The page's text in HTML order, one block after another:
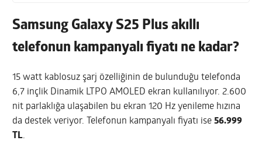
Samsung Galaxy S25 Plus akıllı
telefonun kampanyalı fiyatı ne kadar?
15 watt kablosuz şarj özelliğinin de bulunduğu telefonda
6,7 inçlik Dinamik LTPO AMOLED ekran kullanılıyor. 2.600
nit parlaklığa ulaşabilen bu ekran 120 Hz yenileme hızına
da destek veriyor. Telefonun kampanyalı fiyatı ise56.999
TL.